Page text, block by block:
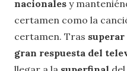
nacionales y
certamen como la
certamen. Tras
gran respuesta del